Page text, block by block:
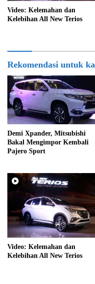
Video: Kelemahan dan
Kelebihan All New Terios
Rekomendasi untuk
Demi Xpander, Mitsubishi
Bakal Mengimpor Kembali
Pajero Sport
Video: Kelemahan dan
Kelebihan All New Terios